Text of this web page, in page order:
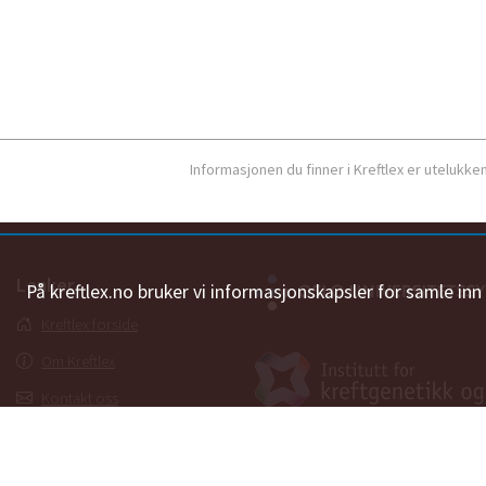
På kreftlex.no bruker vi informasjonskapsler for samle
Informasjonen du finner i Kreftlex er
Lenker